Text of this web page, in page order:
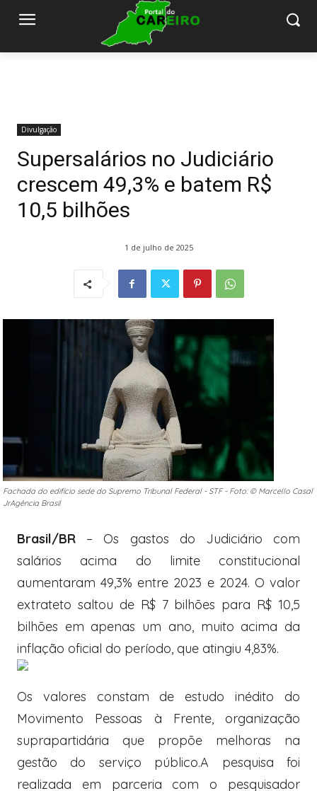
Divulgação
Supersalários no Judiciário
crescem 49,3% e batem R$
10,5 bilhões
1 de julho de 2025
Fachada do edifício sede do Supremo Tribunal Federal - STF - Foto: © Marcello Casal
JrAgência Brasil
Brasil/BR – Os gastos do Judiciário com
salários acima do limite constitucional
aumentaram 49,3% entre 2023 e 2024. O valor
extrateto saltou de R$ 7 bilhões para R$ 10,5
bilhões em apenas um ano, muito acima da
inflação oficial do período, que atingiu 4,83%.
Os valores constam de estudo inédito do
Movimento Pessoas à Frente, organização
suprapartidária que propõe melhoras na
gestão do serviço público.A pesquisa foi
realizada em parceria com o pesquisador